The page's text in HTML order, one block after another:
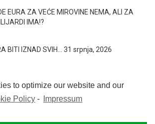
to optimize our website and our
Policy - Impressum
EURA ZA VEĆE MIROVINE NEMA, ALI ZA
IMA!?
BITI IZNAD SVIH… 31 srpnja, 2026